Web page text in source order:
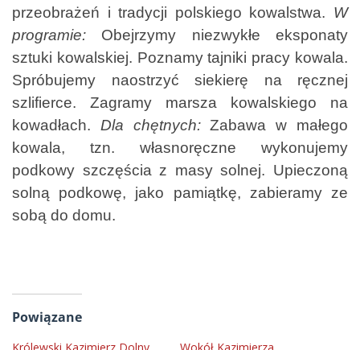
przeobrażeń i tradycji polskiego kowalstwa. W
programie: Obejrzymy niezwykłe eksponaty
sztuki kowalskiej. Poznamy tajniki pracy kowala.
Spróbujemy naostrzyć siekierę na ręcznej
szlifierce. Zagramy marsza kowalskiego na
kowadłach. Dla chętnych:Zabawa w małego
kowala, tzn. własnoręczne wykonujemy
podkowy szczęścia z masy solnej. Upieczoną
solną podkowę, jako pamiątkę, zabieramy ze
sobą do domu.
Powiązane